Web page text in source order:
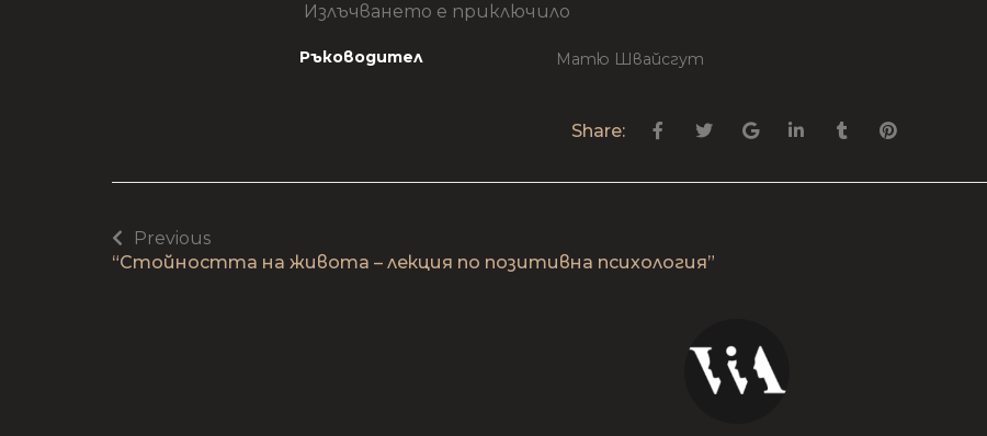
Излъчването е приключило
Ръководител Матю Швайсгут
Share:
Previous
“Стойността на живота – лекция по позитивна психология”